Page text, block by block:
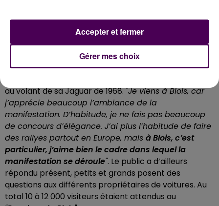
ENTRE 10 ET 12 000 VISITEURS
Sur le pont Jacques-Gabriel, d’autres personnes
viennent exposer leurs voitures, mais aussi participer
au volant de sa Jaguar de 1968."Je viens à Blois, car
j’apprécie beaucoup l’ambiance de la
manifestation. D’habitude, je ne fais pas beaucoup
de concours d’élégance. J’ai plus l’habitude de faire
des rallyes partout en Europe, mais à Blois, c’est
particulier, j’aime bien le cadre dans lequel la
manifestation se déroule". Le public a d’ailleurs
répondu présent, petits et grands posent des
questions aux différents propriétaires de voitures. Au
total 10 à 12 000 visiteurs étaient attendus au
Gérer mes choix
Accepter et fermer